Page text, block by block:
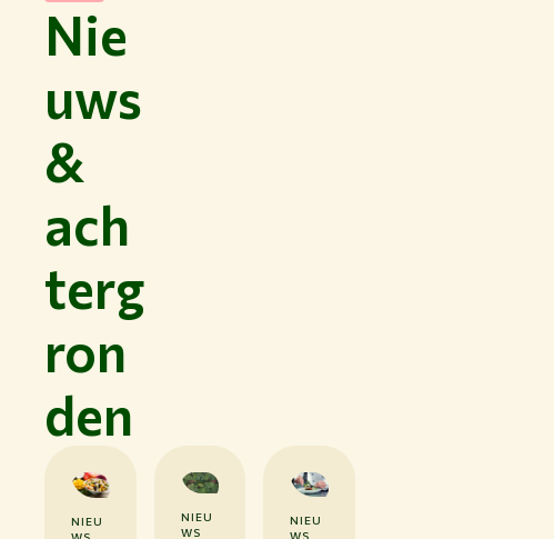
Nie
uws
&
ach
terg
ron
den
NIEU
NIEU
WS
NIEU
WS